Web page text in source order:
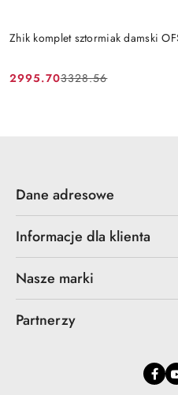
Zhik komplet sztormiak damski
Cena
2995.70
Cena
3328.56
Dane adresowe
Informacje dla klienta
Nasze marki
Partnerzy